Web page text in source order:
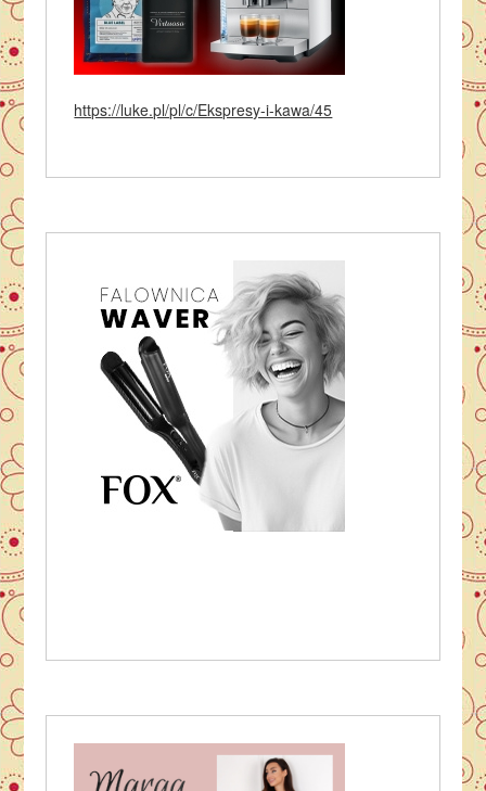
https://luke.pl/pl/c/Ekspresy-i-kawa/45